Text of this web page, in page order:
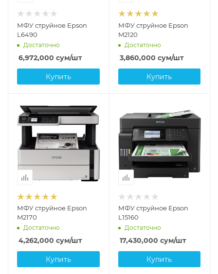
МФУ струйное Epson
L6490
Достаточно
6,972,000 сум/шт
Купить
МФУ струйное Epson
M2120
Достаточно
3,860,000 сум/шт
Купить
МФУ струйное Epson
M2170
Достаточно
4,262,000 сум/шт
Купить
МФУ струйное Epson
L15160
Достаточно
17,430,000 сум/шт
Купить